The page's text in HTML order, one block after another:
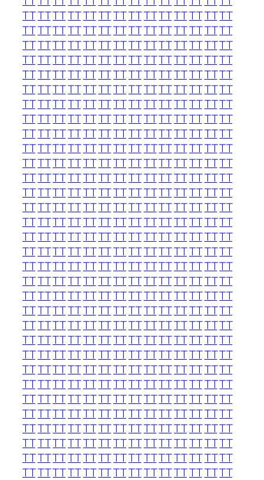
TTTTTTTTTTTTTTTTTTTTTTTTTTTT
TTTTTTTTTTTTTTTTTTTTTTTTTTTT
TTTTTTTTTTTTTTTTTTTTTTTTTTTT
TTTTTTTTTTTTTTTTTTTTTTTTTTTT
TTTTTTTTTTTTTTTTTTTTTTTTTTTT
TTTTTTTTTTTTTTTTTTTTTTTTTTTT
TTTTTTTTTTTTTTTTTTTTTTTTTTTT
TTTTTTTTTTTTTTTTTTTTTTTTTTTT
TTTTTTTTTTTTTTTTTTTTTTTTTTTT
TTTTTTTTTTTTTTTTTTTTTTTTTTTT
TTTTTTTTTTTTTTTTTTTTTTTTTTTT
TTTTTTTTTTTTTTTTTTTTTTTTTTTT
TTTTTTTTTTTTTTTTTTTTTTTTTTTT
TTTTTTTTTTTTTTTTTTTTTTTTTTTT
TTTTTTTTTTTTTTTTTTTTTTTTTTTT
TTTTTTTTTTTTTTTTTTTTTTTTTTTT
TTTTTTTTTTTTTTTTTTTTTTTTTTTT
TTTTTTTTTTTTTTTTTTTTTTTTTTTT
TTTTTTTTTTTTTTTTTTTTTTTTTTTT
TTTTTTTTTTTTTTTTTTTTTTTTTTTT
TTTTTTTTTTTTTTTTTTTTTTTTTTTT
TTTTTTTTTTTTTTTTTTTTTTTTTTTT
TTTTTTTTTTTTTTTTTTTTTTTTTTTT
TTTTTTTTTTTTTTTTTTTTTTTTTTTT
TTTTTTTTTTTTTTTTTTTTTTTTTTTT
TTTTTTTTTTTTTTTTTTTTTTTTTTTT
TTTTTTTTTTTTTTTTTTTTTTTTTTTT
TTTTTTTTTTTTTTTTTTTTTTTTTTTT
TTTTTTTTTTTTTTTTTTTTTTTTTTTT
TTTTTTTTTTTTTTTTTTTTTTTTTTTT
TTTTTTTTTTTTTTTTTTTTTTTTTTTT
TTTTTTTTTTTTTTTTTTTTTTTTTTTT